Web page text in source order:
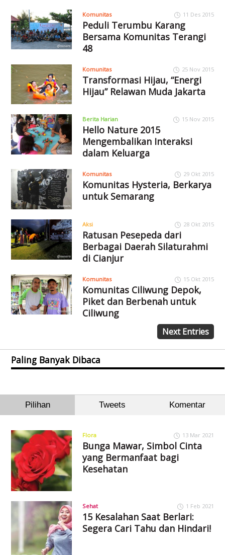
Komunitas 11 Des 2015
Peduli Terumbu Karang
Bersama Komunitas Terangi
48
Komunitas 25 Nov 2015
Transformasi Hijau, “Energi
Hijau” Relawan Muda Jakarta
Berita Harian 15 Nov 2015
Hello Nature 2015
Mengembalikan Interaksi
dalam Keluarga
Komunitas 29 Okt 2015
Komunitas Hysteria, Berkarya
untuk Semarang
Aksi 28 Okt 2015
Ratusan Pesepeda dari
Berbagai Daerah Silaturahmi
di Cianjur
Komunitas 15 Okt 2015
Komunitas Ciliwung Depok,
Piket dan Berbenah untuk
Ciliwung
Next Entries
Paling Banyak Dibaca
Pilihan Tweets Komentar
Flora 13 Mar 2021
Bunga Mawar, Simbol Cinta
yang Bermanfaat bagi
Kesehatan
Sehat 1 Feb 2021
15 Kesalahan Saat Berlari:
Segera Cari Tahu dan Hindari!